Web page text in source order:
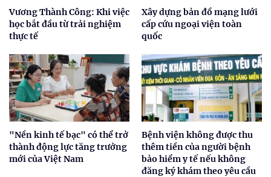
Vương Thành Công: Khi việc
học bắt đầu từ trải nghiệm
thực tế
Xây dựng bản đồ mạng lưới
cấp cứu ngoại viện toàn
quốc
"Nền kinh tế bạc" có thể trở
thành động lực tăng trưởng
mới của Việt Nam
Bệnh viện không được thu
thêm tiền của người bệnh
bảo hiểm y tế nếu không
đăng ký khám theo yêu cầu